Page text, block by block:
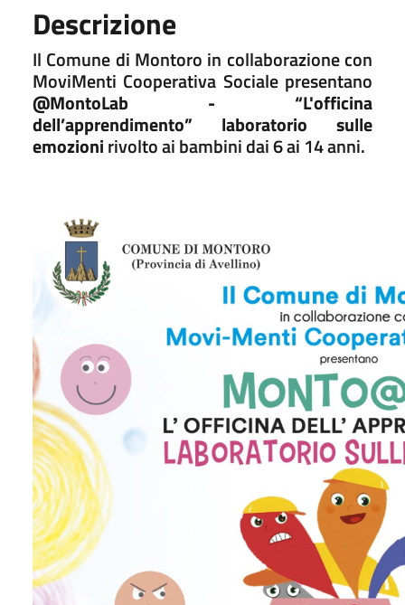
Descrizione
Il Comune di Montoro in collaborazione con
MoviMenti Cooperativa Sociale presentano
@MontoLab - “L'officina
dell’apprendimento” laboratorio sulle
emozionirivolto ai bambini dai 6 ai 14 anni.